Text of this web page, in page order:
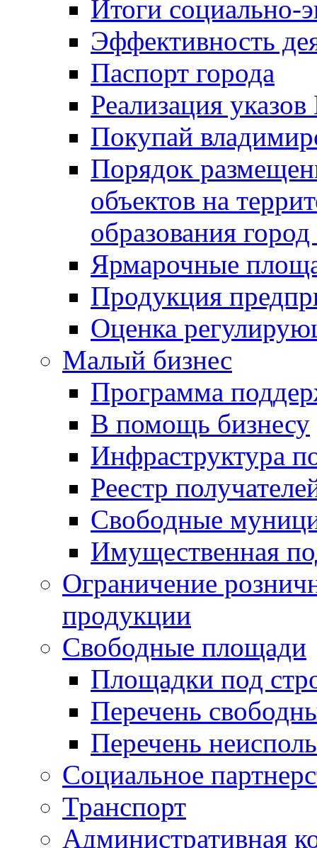
Итоги социально-
Эффективность
Паспорт города
Реализация
Покупай
Порядок
объектов на
образования
Ярмарочные
Продукция
Оценка
Малый бизнес
Программа
В помощь бизнесу
Инфраструктура
Реестр
Свободные
Имущественная
Ограничение
продукции
Свободные площади
Площадки под
Перечень
Перечень
Социальное
Транспорт
Административная